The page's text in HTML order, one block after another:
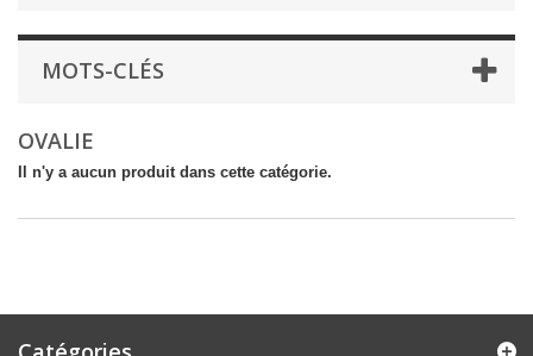
MOTS-CLÉS
OVALIE
Il n'y a aucun produit dans cette catégorie.